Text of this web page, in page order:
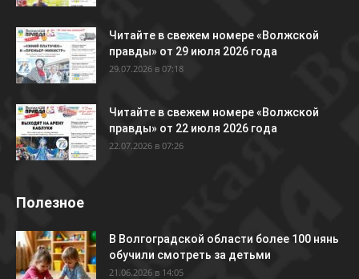
Читайте в свежем номере «Волжской
правды» от 29 июля 2026 года
29.07.2026 в 07:18
Читайте в свежем номере «Волжской
правды» от 22 июля 2026 года
22.07.2026 в 07:26
Полезное
В Волгоградской области более 100 нянь
обучили смотреть за детьми
21.06.2026 в 14:05